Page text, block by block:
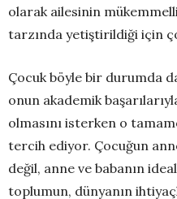
olarak ailesinin
tarzında yetiştirildiği için
Çocuk böyle bir durumda
onun akademik
olmasını isterken o
tercih ediyor. Çocuğun
değil, anne ve babanın
toplumun, dünyanın